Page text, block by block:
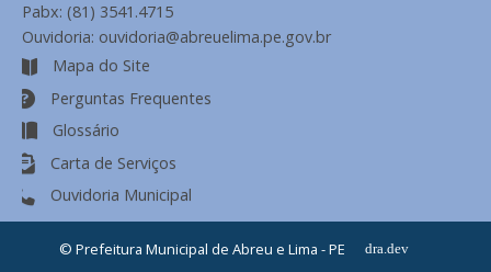
Pabx: (81) 3541.4715
Ouvidoria: ouvidoria@abreuelima.pe.gov.br
Mapa do Site
Perguntas Frequentes
Glossário
Carta de Serviços
Ouvidoria Municipal
© Prefeitura Municipal de Abreu e Lima - PE dra.dev